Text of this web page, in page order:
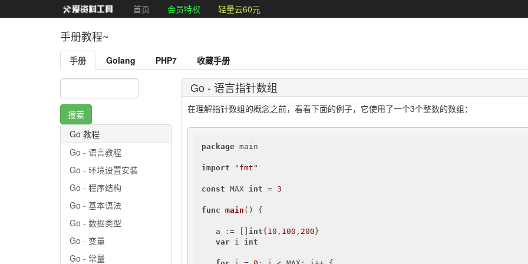
首页 会员特权 轻量云60元
手册教程~
手册 Golang PHP7 收藏手册
Go 教程
Go - 语言教程
Go - 环境设置安装
Go - 程序结构
Go - 基本语法
Go - 数据类型
Go - 变量
Go - 常量
Go - 语言指针数组
在理解指针数组的概念之前，看看下面的例子，它使用了一个3个整数的数组：
package main
import "fmt"
const MAX int = 3
func main () {
a := [] int{10 , 100 , 200}
var i int